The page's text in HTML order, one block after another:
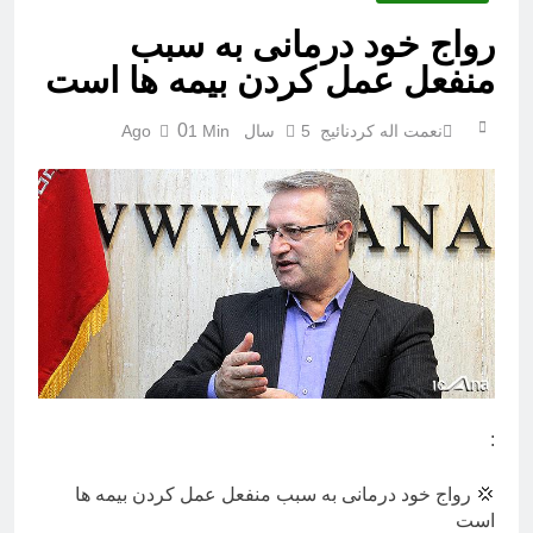
رواج خود درمانی به سبب
منفعل عمل کردن بیمه ها است
نعمت اله کردنائیج 5 سال Ago 01 Min
:
💢 رواج خود درمانی به سبب منفعل عمل کردن بیمه ها
است